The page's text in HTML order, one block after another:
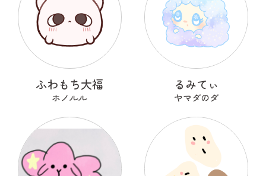
ふわもち大福
ホノルル
るみてぃ
ヤマダのダ